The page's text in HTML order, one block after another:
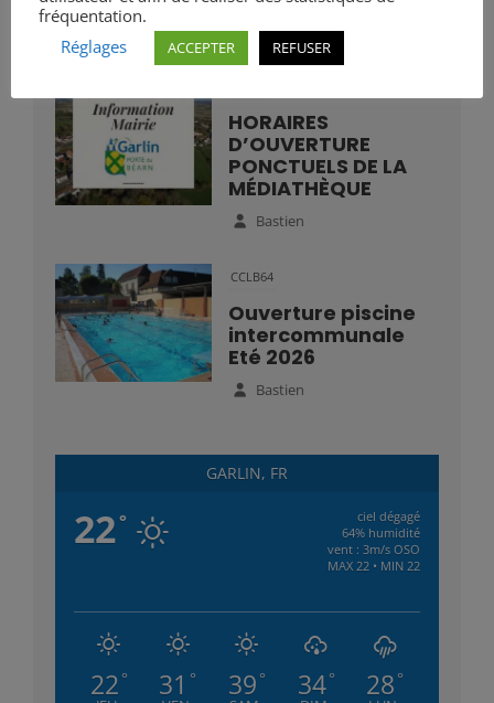
HORAIRES
D’OUVERTURE
PONCTUELS DE LA
MÉDIATHÈQUE
Bastien
CCLB64
Ouverture piscine
intercommunale
Eté 2026
Bastien
GARLIN, FR
22°
ciel dégagé
64% humidité
vent : 3m/s OSO
MAX 22 • MIN 22
22 ° 31 ° 39 ° 34° 28 °
fréquentation.
Réglages
ACCEPTER REFUSER